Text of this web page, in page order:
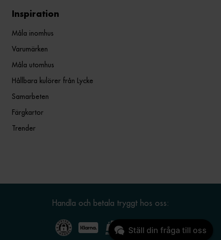
Inspiration
Måla inomhus
Varumärken
Måla utomhus
Hållbara kulörer från Lycke
Samarbeten
Färgkartor
Trender
Handla och betala tryggt hos oss:
Ställ din fråga till oss